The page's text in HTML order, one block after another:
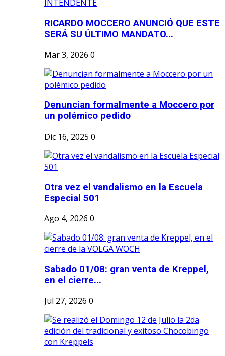
RICARDO MOCCERO ANUNCIÓ QUE ESTE
SERÁ SU ÚLTIMO MANDATO...
Mar 3, 2026 0
Denuncian formalmente a Moccero por
un polémico pedido
Dic 16, 2025 0
Otra vez el vandalismo en la Escuela
Especial 501
Ago 4, 2026 0
Sabado 01/08: gran venta de Kreppel,
en el cierre...
Jul 27, 2026 0